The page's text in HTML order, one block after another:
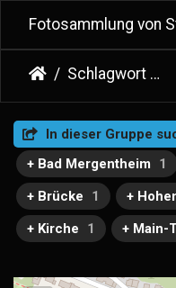
Fotosammlung von
Schlagwort
In dieser Gruppe
+ Bad Mergentheim 1
+ Brücke
1 +
+ Kirche
1 + Main-